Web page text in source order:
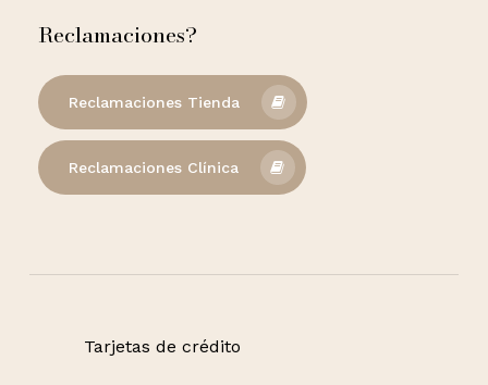
Reclamaciones?
Reclamaciones Tienda
Reclamaciones Clínica
Tarjetas de crédito